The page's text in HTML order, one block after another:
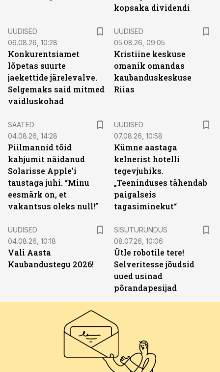
kopsaka dividendi
UUDISED
06.08.26, 10:28
Konkurentsiamet
lõpetas suurte
jaekettide järelevalve.
Selgemaks said mitmed
vaidluskohad
UUDISED
05.08.26, 09:05
Kristiine keskuse
omanik omandas
kaubanduskeskuse
Riias
SAATED
04.08.26, 14:28
Piilmannid tõid
kahjumit näidanud
Solarisse Apple’i
taustaga juhi. “Minu
eesmärk on, et
vakantsus oleks null!”
UUDISED
07.08.26, 10:58
Kümne aastaga
kelnerist hotelli
tegevjuhiks.
„Teeninduses tähendab
paigalseis
tagasiminekut“
UUDISED
04.08.26, 10:18
Vali Aasta
Kaubandustegu 2026!
SISUTURUNDUS
08.07.26, 10:06
Ütle robotile tere!
Selveritesse jõudsid
uued usinad
põrandapesijad